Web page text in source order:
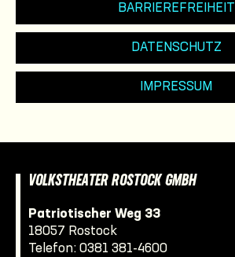
BARRIEREFREIHEIT
DATENSCHUTZ
IMPRESSUM
VOLKSTHEATER ROSTOCK GMBH
Patriotischer Weg 33
18057 Rostock
Telefon: 0381 381-4600